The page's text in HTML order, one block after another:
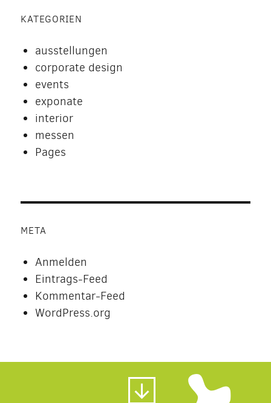
KATEGORIEN
ausstellungen
corporate design
events
exponate
interior
messen
Pages
META
Anmelden
Eintrags-Feed
Kommentar-Feed
WordPress.org